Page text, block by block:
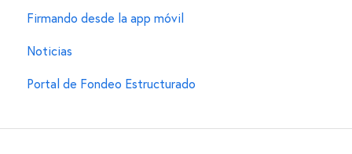
Información general
Firmando desde la app móvil
Noticias
Portal de Fondeo Estructurado